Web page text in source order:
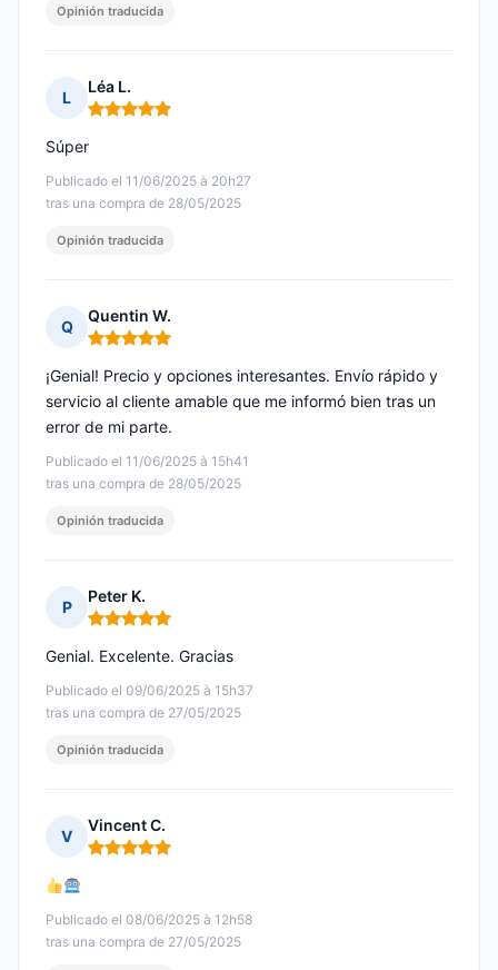
Opinión traducida
L
Léa L.
Nota: 5 de 5
Publicado el 11/06/2025 à 20h27
tras una compra de 28/05/2025
Súper
Opinión traducida
Q
Quentin W.
Nota: 5 de 5
Publicado el 11/06/2025 à 15h41
tras una compra de 28/05/2025
¡Genial! Precio y opciones interesantes. Envío rápido y
servicio al cliente amable que me informó bien tras un
error de mi parte.
Opinión traducida
P
Peter K.
Nota: 5 de 5
Publicado el 09/06/2025 à 15h37
tras una compra de 27/05/2025
Genial. Excelente. Gracias
Opinión traducida
V
Vincent C.
Nota: 5 de 5
Publicado el 08/06/2025 à 12h58
tras una compra de 27/05/2025